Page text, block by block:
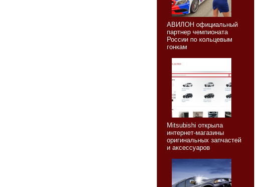
АВИЛОН официальный
партнер чемпионата
России по кольцевым
гонкам
Mitsubishi открыла
интернет-магазины
оригинальных запчастей
и аксессуаров